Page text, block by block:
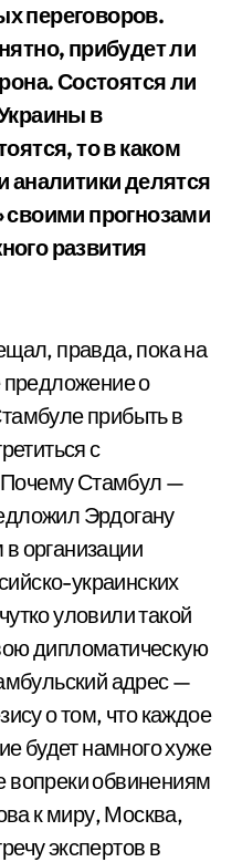
переговоров.
прибудет ли
Состоятся ли
в
то в каком
аналитики делятся
своими прогнозами
развития
правда, пока на
предложение о
прибыть в
с
Стамбул —
Эрдогану
организации
украинских
уловили такой
дипломатическую
адрес —
о том, что каждое
будет намного хуже
вопреки обвинениям
к миру, Москва,
экспертов в